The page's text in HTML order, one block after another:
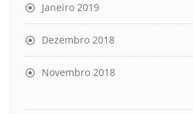
Janeiro 2019
Dezembro 2018
Novembro 2018